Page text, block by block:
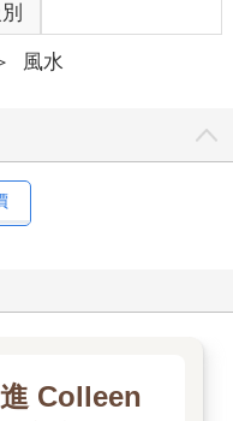
風水
Colleen